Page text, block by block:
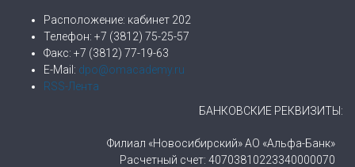
Расположение: кабинет 202
Телефон: +7 (3812) 75-25-57
Факс: +7 (3812) 77-19-63
E-Mail: dpo@omacademy.ru
RSS-Лента
БАНКОВСКИЕ РЕКВИЗИТЫ:
Филиал «Новосибирский» АО «Альфа-Банк»
Расчетный счет: 40703810223340000070